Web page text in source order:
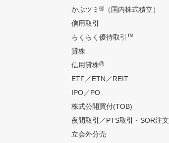
かぶツミ ®（国内株式積立）
信用取引
らくらく優待取引 ™
貸株
信用貸株®
ETF／ETN／REIT
IPO／PO
株式公開買付(TOB)
夜間取引／PTS取引・SOR注文
立会外分売